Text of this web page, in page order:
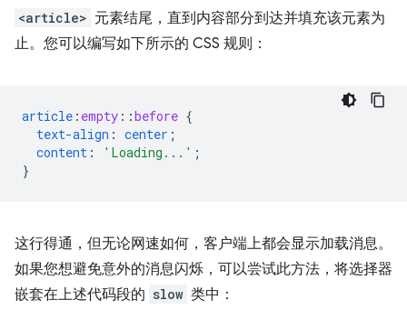
<article> 元素结尾，直到内容部分到达并填充该元素为
止。您可以编写如下所示的 CSS 规则：
article : empty ::before {
text-align : center ;
content : 'Loading...' ;
}
这行得通，但无论网速如何，客户端上都会显示加载消息。
如果您想避免意外的消息闪烁，可以尝试此方法，将选择器
嵌套在上述代码段的 slow 类中：